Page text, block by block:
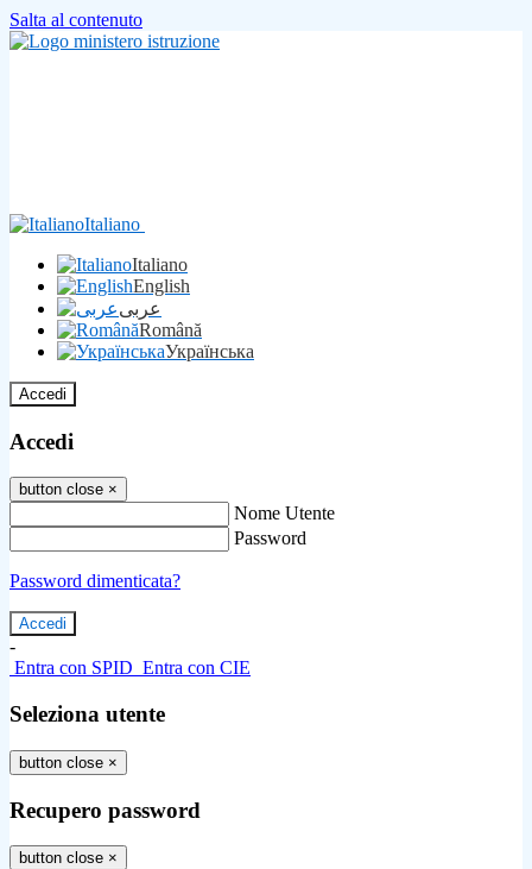
Salta al contenuto
Italiano
Italiano
English
عربى
Română
Українська
Accedi
Accedi
button close ×
Nome Utente
Password
Password dimenticata?
-
Entra con SPID Entra con CIE
Seleziona utente
button close ×
Recupero password
button close ×